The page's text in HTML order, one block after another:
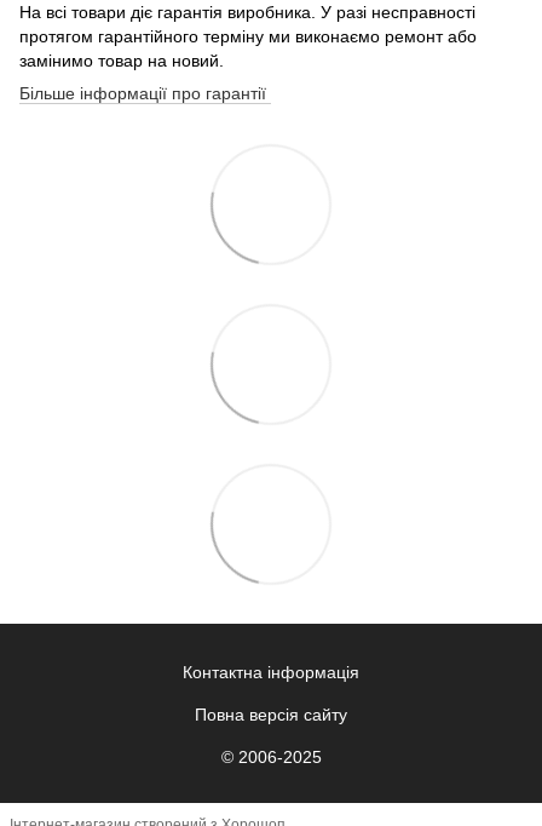
На всі товари діє гарантія виробника. У разі несправності
протягом гарантійного терміну ми виконаємо ремонт або
замінимо товар на новий.
Більше інформації про гарантії
Контактна інформація
Повна версія сайту
© 2006-2025